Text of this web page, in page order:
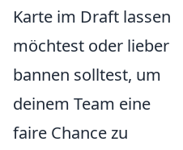
Karte im Draft lassen
möchtest oder lieber
bannen solltest, um
deinem Team eine
faire Chance zu